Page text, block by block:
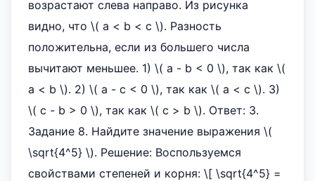
возрастают слева направо. Из рисунка
видно, что \( a < b < c \). Разность
положительна, если из большего числа
вычитают меньшее. 1) \( a - b < 0 \), так как \(
a < b \). 2) \( a - c < 0 \), так как \( a < c \). 3)
\( c - b > 0 \), так как \( c > b \). Ответ: 3.
Задание 8. Найдите значение выражения \(
\sqrt{4^5} \). Решение: Воспользуемся
свойствами степеней и корня: \[ \sqrt{4^5} =